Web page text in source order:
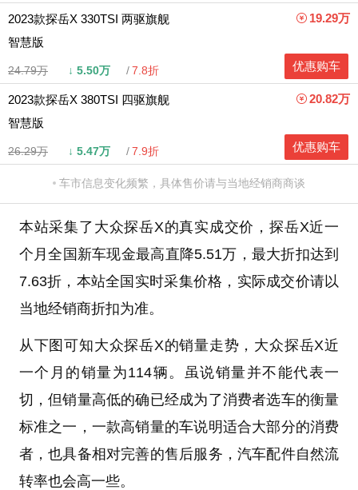
2023款探岳X 330TSI 两驱旗舰
智慧版
24.79万 ↓ 5.50万 7.8折
19.29万
优惠购车
2023款探岳X 380TSI 四驱旗舰
智慧版
26.29万 ↓ 5.47万 7.9折
20.82万
优惠购车
车市信息变化频繁，具体售价请与当地经销商商谈
本站采集了大众探岳X的真实成交价，探岳X近一
个月全国新车现金最高直降5.51万，最大折扣达到
7.63折，本站全国实时采集价格，实际成交价请以
当地经销商折扣为准。
从下图可知大众探岳X的销量走势，大众探岳X近
一个月的销量为114辆。虽说销量并不能代表一
切，但销量高低的确已经成为了消费者选车的衡量
标准之一，一款高销量的车说明适合大部分的消费
者，也具备相对完善的售后服务，汽车配件自然流
转率也会高一些。